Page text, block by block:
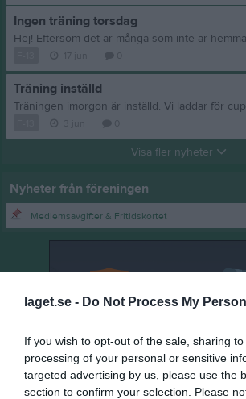
laget.se - Do Not Process My
If you wish to opt-out of the sale, sharing
processing of your personal or sensitive
targeted advertising by us, please use the
section to confirm your selection. Please
Ingen träning torsdag
Träning inställd
Träningen imorgon är inställd. Vi laddar för
Visa fler nyheter
Nyheter från föreningen
Medlemsavgifter & Fritidskortet